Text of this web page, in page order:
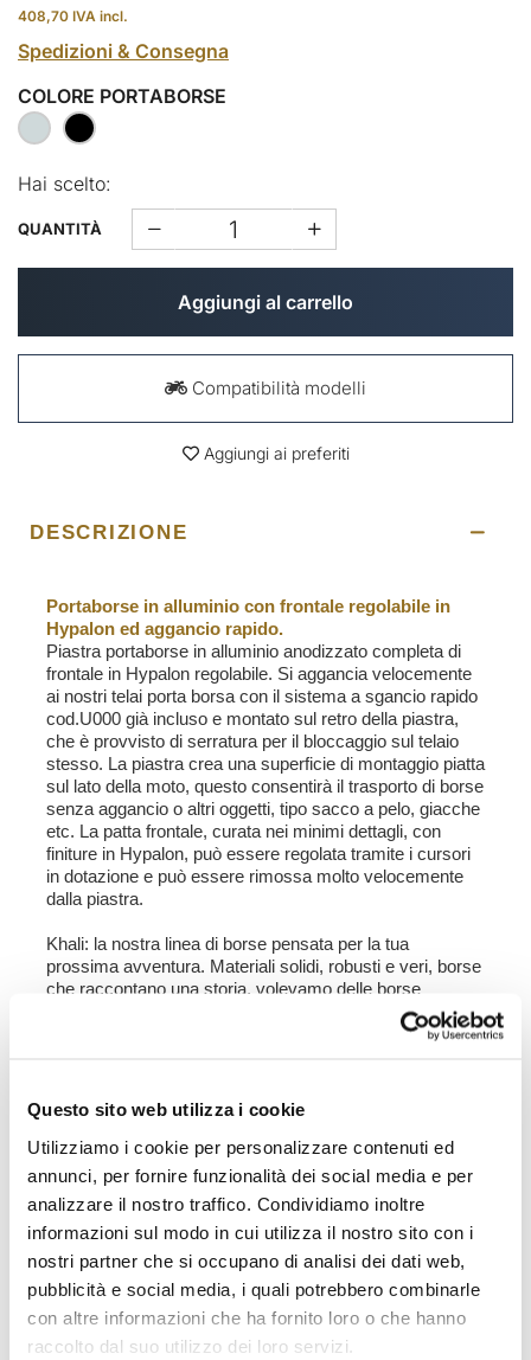
Questo sito web utilizza i cookie
Utilizziamo i cookie per personalizzare contenuti ed
annunci, per fornire funzionalità dei social media e per
analizzare il nostro traffico. Condividiamo inoltre
informazioni sul modo in cui utilizza il nostro sito con i
nostri partner che si occupano di analisi dei dati web,
pubblicità e social media, i quali potrebbero combinarle
con altre informazioni che ha fornito loro o che hanno
raccolto dal suo utilizzo dei loro servizi.
408,70 IVA incl.
Spedizioni & Consegna
COLORE PORTABORSE
Hai scelto:
QUANTITÀ
Aggiungi al carrello
Compatibilità modelli
Aggiungi ai preferiti
DESCRIZIONE
Portaborse in alluminio con frontale regolabile in
Hypalon ed aggancio rapido.
Piastra portaborse in alluminio anodizzato completa di
frontale in Hypalon regolabile. Si aggancia velocemente
ai nostri telai porta borsa con il sistema a sgancio rapido
cod.U000 già incluso e montato sul retro della piastra,
che è provvisto di serratura per il bloccaggio sul telaio
stesso. La piastra crea una superficie di montaggio piatta
sul lato della moto, questo consentirà il trasporto di borse
senza aggancio o altri oggetti, tipo sacco a pelo, giacche
etc. La patta frontale, curata nei minimi dettagli, con
finiture in Hypalon, può essere regolata tramite i cursori
in dotazione e può essere rimossa molto velocemente
dalla piastra.
Khali: la nostra linea di borse pensata per la tua
prossima avventura. Materiali solidi, robusti e veri, borse
che raccontano una storia, volevamo delle borse
tecniche ma che avessero uno stile ben preciso, curate
nei minimi dettagli e con accessori di livello. Abbiamo
ad-hoc con stampi dedicati. Materiali opachi e semilucidi
nei minimi dettagli per avere borse belle e funzionali,
robuste ed eleganti, non solo quando siete in moto ma
anche quando le portate a tracolla. Borse per la vostra
moto, ma anche da indossare. Se avete una Adventure
Touring una Classic o una Dual Sport il risultato sarà
comunque fantastico.
- Strap dotate di sistema con velcro per fissare la parte
in eccesso
- Agganci rapidi